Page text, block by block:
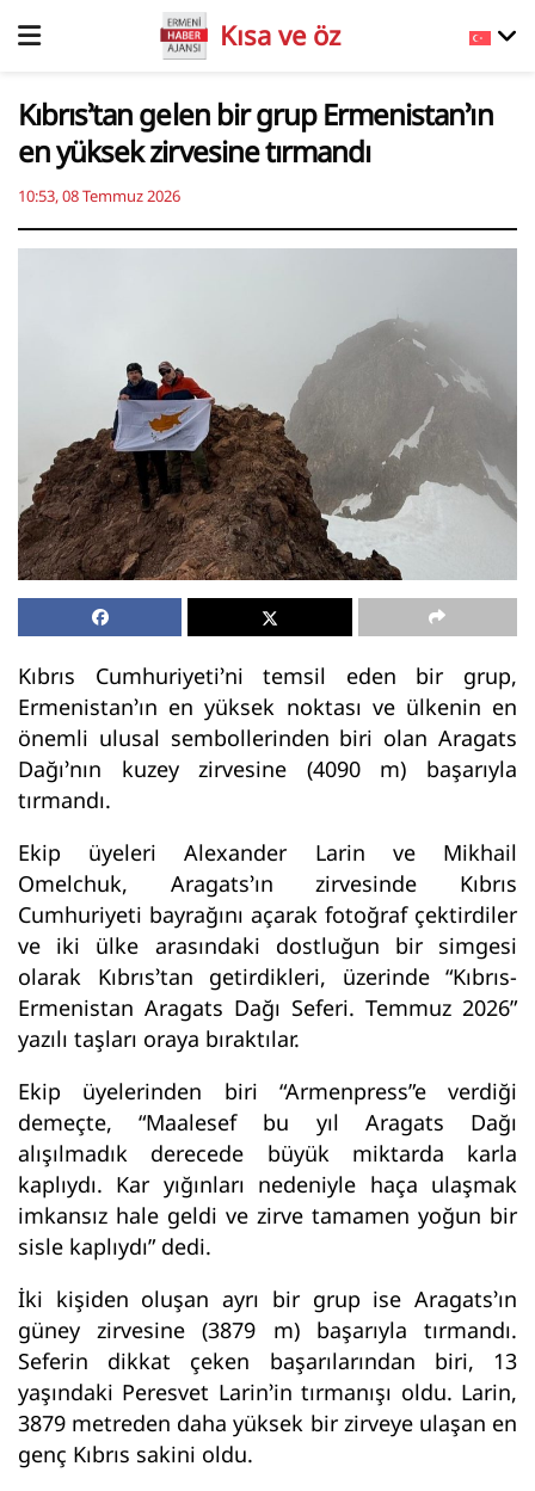
Kısa ve öz
Kıbrıs’tan gelen bir grup Ermenistan’ın
en yüksek zirvesine tırmandı
10:53, 08 Temmuz 2026
Kıbrıs Cumhuriyeti’ni temsil eden bir grup,
Ermenistan’ın en yüksek noktası ve ülkenin en
önemli ulusal sembollerinden biri olan Aragats
Dağı’nın kuzey zirvesine (4090 m) başarıyla
tırmandı.
Ekip üyeleri Alexander Larin ve Mikhail
Omelchuk, Aragats’ın zirvesinde Kıbrıs
Cumhuriyeti bayrağını açarak fotoğraf çektirdiler
ve iki ülke arasındaki dostluğun bir simgesi
olarak Kıbrıs’tan getirdikleri, üzerinde “Kıbrıs-
Ermenistan Aragats Dağı Seferi. Temmuz 2026”
yazılı taşları oraya bıraktılar.
Ekip üyelerinden biri “Armenpress”e verdiği
demeçte, “Maalesef bu yıl Aragats Dağı
alışılmadık derecede büyük miktarda karla
kaplıydı. Kar yığınları nedeniyle haça ulaşmak
imkansız hale geldi ve zirve tamamen yoğun bir
sisle kaplıydı” dedi.
İki kişiden oluşan ayrı bir grup ise Aragats’ın
güney zirvesine (3879 m) başarıyla tırmandı.
Seferin dikkat çeken başarılarından biri, 13
yaşındaki Peresvet Larin’in tırmanışı oldu. Larin,
3879 metreden daha yüksek bir zirveye ulaşan en
genç Kıbrıs sakini oldu.